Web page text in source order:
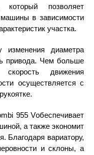
который позволяет
машины в зависимости
участка.
изменения диаметра
привода. Чем больше
движения
осуществляется с
955 Vобеспечивает
а также экономит
Благодаря вариатору,
и склоны, а